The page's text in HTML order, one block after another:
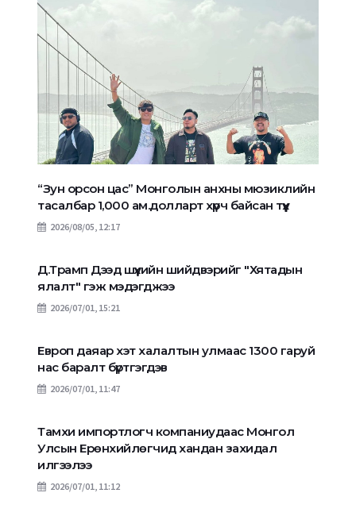
“Зун орсон цас” Монголын анхны мюзиклийн
тасалбар 1,000 ам.долларт хүрч байсан түүх
2026/08/05, 12:17
Д.Трамп Дээд шүүхийн шийдвэрийг "Хятадын
ялалт" гэж мэдэгджээ
2026/07/01, 15:21
Европ даяар хэт халалтын улмаас 1300 гаруй
нас баралт бүртгэгдэв
2026/07/01, 11:47
Тамхи импортлогч компаниудаас Монгол
Улсын Ерөнхийлөгчид хандан захидал
илгээлээ
2026/07/01, 11:12